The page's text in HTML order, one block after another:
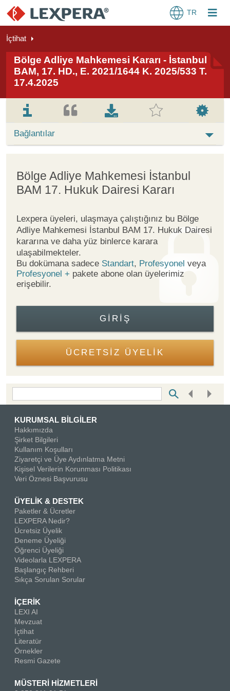
TR
İçtihat
Bölge Adliye Mahkemesi Kararı - İstanbul
BAM, 17. HD., E. 2021/1644 K. 2025/533 T.
17.4.2025
Bağlantılar
Bölge Adliye Mahkemesi İstanbul
BAM 17. Hukuk Dairesi Kararı
Lexpera üyeleri, ulaşmaya çalıştığınız bu Bölge
Adliye Mahkemesi İstanbul BAM 17. Hukuk Dairesi
kararına ve daha yüz binlerce karara
ulaşabilmekteler.
Bu dokümana sadece Standart, Profesyonel veya
Profesyonel + pakete abone olan üyelerimiz
erişebilir.
GIRIŞ
ÜCRETSİZ ÜYELİK
KURUMSAL BİLGİLER
Hakkımızda
Şirket Bilgileri
Kullanım Koşulları
Ziyaretçi ve Üye Aydınlatma Metni
Kişisel Verilerin Korunması Politikası
Veri Öznesi Başvurusu
ÜYELİK & DESTEK
Paketler & Ücretler
LEXPERA Nedir?
Ücretsiz Üyelik
Deneme Üyeliği
Öğrenci Üyeliği
Videolarla LEXPERA
Başlangıç Rehberi
Sıkça Sorulan Sorular
İÇERİK
LEXI AI
Mevzuat
İçtihat
Literatür
Örnekler
Resmi Gazete
MÜSTERİ HİZMETLERİ